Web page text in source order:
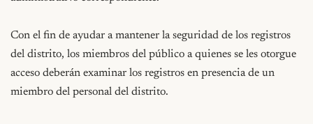
Con el fin de ayudar a mantener la seguridad de los registros
del distrito, los miembros del público a quienes se les otorgue
acceso deberán examinar los registros en presencia de un
miembro del personal del distrito.